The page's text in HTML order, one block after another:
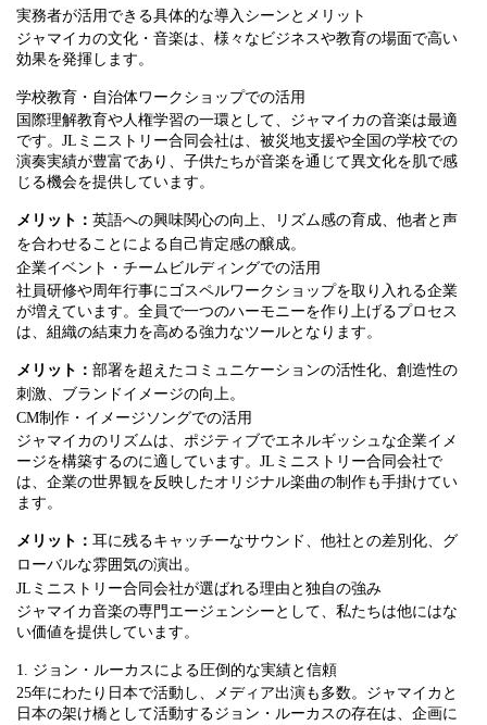
実務者が活用できる具体的な導入シーンとメリット
ジャマイカの文化・音楽は、様々なビジネスや教育の場面で高い
効果を発揮します。
学校教育・自治体ワークショップでの活用
国際理解教育や人権学習の一環として、ジャマイカの音楽は最適
です。JLミニストリー合同会社は、被災地支援や全国の学校での
演奏実績が豊富であり、子供たちが音楽を通じて異文化を肌で感
じる機会を提供しています。
メリット： 英語への興味関心の向上、リズム感の育成、他者と声
を合わせることによる自己肯定感の醸成。
企業イベント・チームビルディングでの活用
社員研修や周年行事にゴスペルワークショップを取り入れる企業
が増えています。全員で一つのハーモニーを作り上げるプロセス
は、組織の結束力を高める強力なツールとなります。
メリット： 部署を超えたコミュニケーションの活性化、創造性の
刺激、ブランドイメージの向上。
CM制作・イメージソングでの活用
ジャマイカのリズムは、ポジティブでエネルギッシュな企業イメ
ージを構築するのに適しています。JLミニストリー合同会社で
は、企業の世界観を反映したオリジナル楽曲の制作も手掛けてい
ます。
メリット： 耳に残るキャッチーなサウンド、他社との差別化、グ
ローバルな雰囲気の演出。
JLミニストリー合同会社が選ばれる理由と独自の強み
ジャマイカ音楽の専門エージェンシーとして、私たちは他にはな
い価値を提供しています。
1. ジョン・ルーカスによる圧倒的な実績と信頼
25年にわたり日本で活動し、メディア出演も多数。ジャマイカと
日本の架け橋として活動するジョン・ルーカスの存在は、企画に